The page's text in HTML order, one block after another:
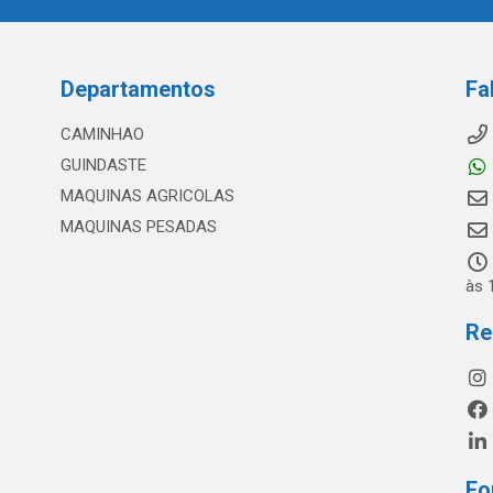
Departamentos
CAMINHAO
GUINDASTE
MAQUINAS AGRICOLAS
MAQUINAS PESADAS
às